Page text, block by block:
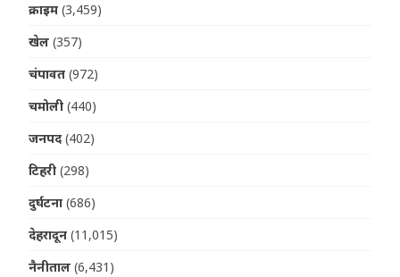
क्राइम (3,459)
खेल (357)
चंपावत (972)
चमोली (440)
जनपद (402)
टिहरी (298)
दुर्घटना (686)
देहरादून (11,015)
नैनीताल (6,431)